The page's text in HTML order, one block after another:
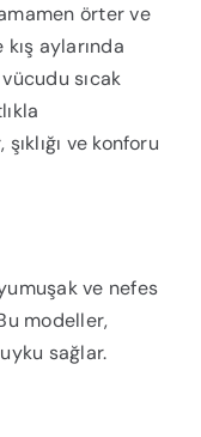
örter ve
aylarında
sıcak
ve konforu
ve nefes
modeller,
sağlar.